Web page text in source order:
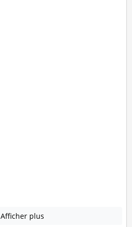
Afficher plus